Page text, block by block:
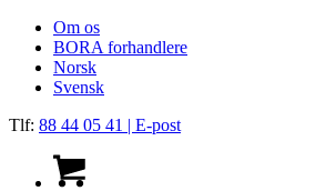
Om os
BORA forhandlere
Norsk
Svensk
Tlf: 88 44 05 41 | E-post